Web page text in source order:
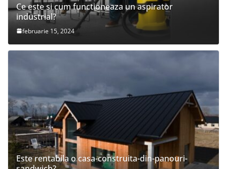
Ce este si cum functioneaza un aspirator
industrial?
februarie 15, 2024
Este rentabila o casa-construita-din-panouri-